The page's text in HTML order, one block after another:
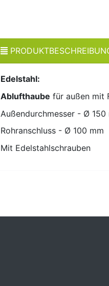
Edelstahl:
Ablufthaube für außen mit
Außendurchmesser - Ø 150
Rohranschluss - Ø 100 mm
Mit Edelstahlschrauben